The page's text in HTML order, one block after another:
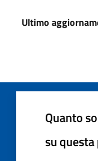
Ultimo
Quanto
su